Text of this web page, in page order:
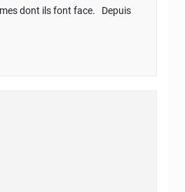
dont ils font face. Depuis